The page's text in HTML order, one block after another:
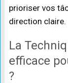
prioriser vos
direction claire.
La
efficace
?